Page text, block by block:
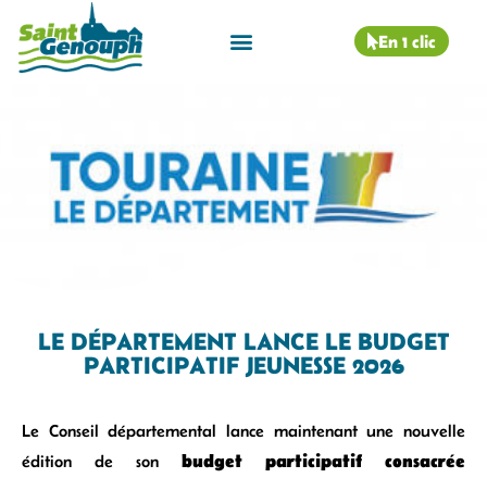
En 1 clic
LE DÉPARTEMENT LANCE LE BUDGET
PARTICIPATIF JEUNESSE 2026
Le Conseil départemental lance maintenant une nouvelle
édition de son budget participatif consacrée